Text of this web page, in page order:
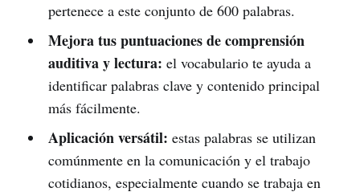
pertenece a este conjunto de 600 palabras.
Mejora tus puntuaciones de comprensión
auditiva y lectura: el vocabulario te ayuda a
identificar palabras clave y contenido principal
más fácilmente.
Aplicación versátil: estas palabras se utilizan
comúnmente en la comunicación y el trabajo
cotidianos, especialmente cuando se trabaja en